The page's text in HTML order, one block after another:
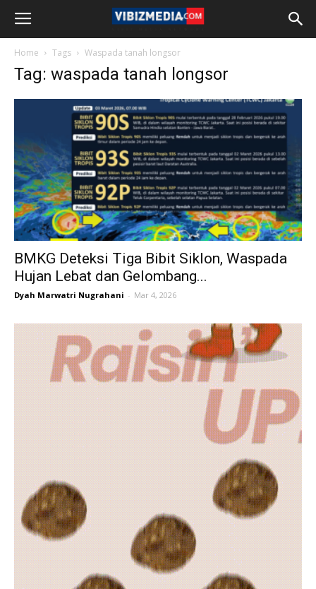
Home Tags Waspada tanah longsor
Tag: waspada tanah longsor
BMKG Deteksi Tiga Bibit Siklon, Waspada
Hujan Lebat dan Gelombang...
Dyah Marwatri Nugrahani - Mar 4, 2026